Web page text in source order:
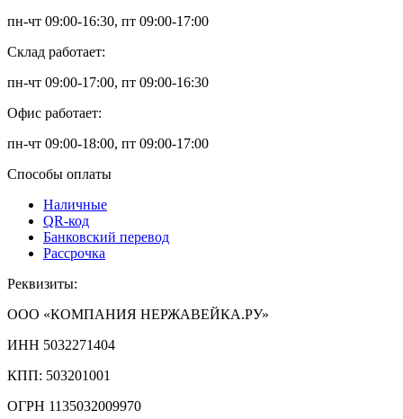
пн-чт 09:00-16:30, пт 09:00-17:00
Склад работает:
пн-чт 09:00-17:00, пт 09:00-16:30
Офис работает:
пн-чт 09:00-18:00, пт 09:00-17:00
Способы оплаты
Наличные
QR-код
Банковский перевод
Рассрочка
Реквизиты:
ООО «КОМПАНИЯ НЕРЖАВЕЙКА.РУ»
ИНН 5032271404
КПП: 503201001
ОГРН 1135032009970